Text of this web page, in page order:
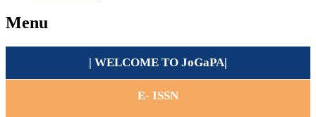
Menu
| WELCOME TO JoGaPA|
E- ISSN